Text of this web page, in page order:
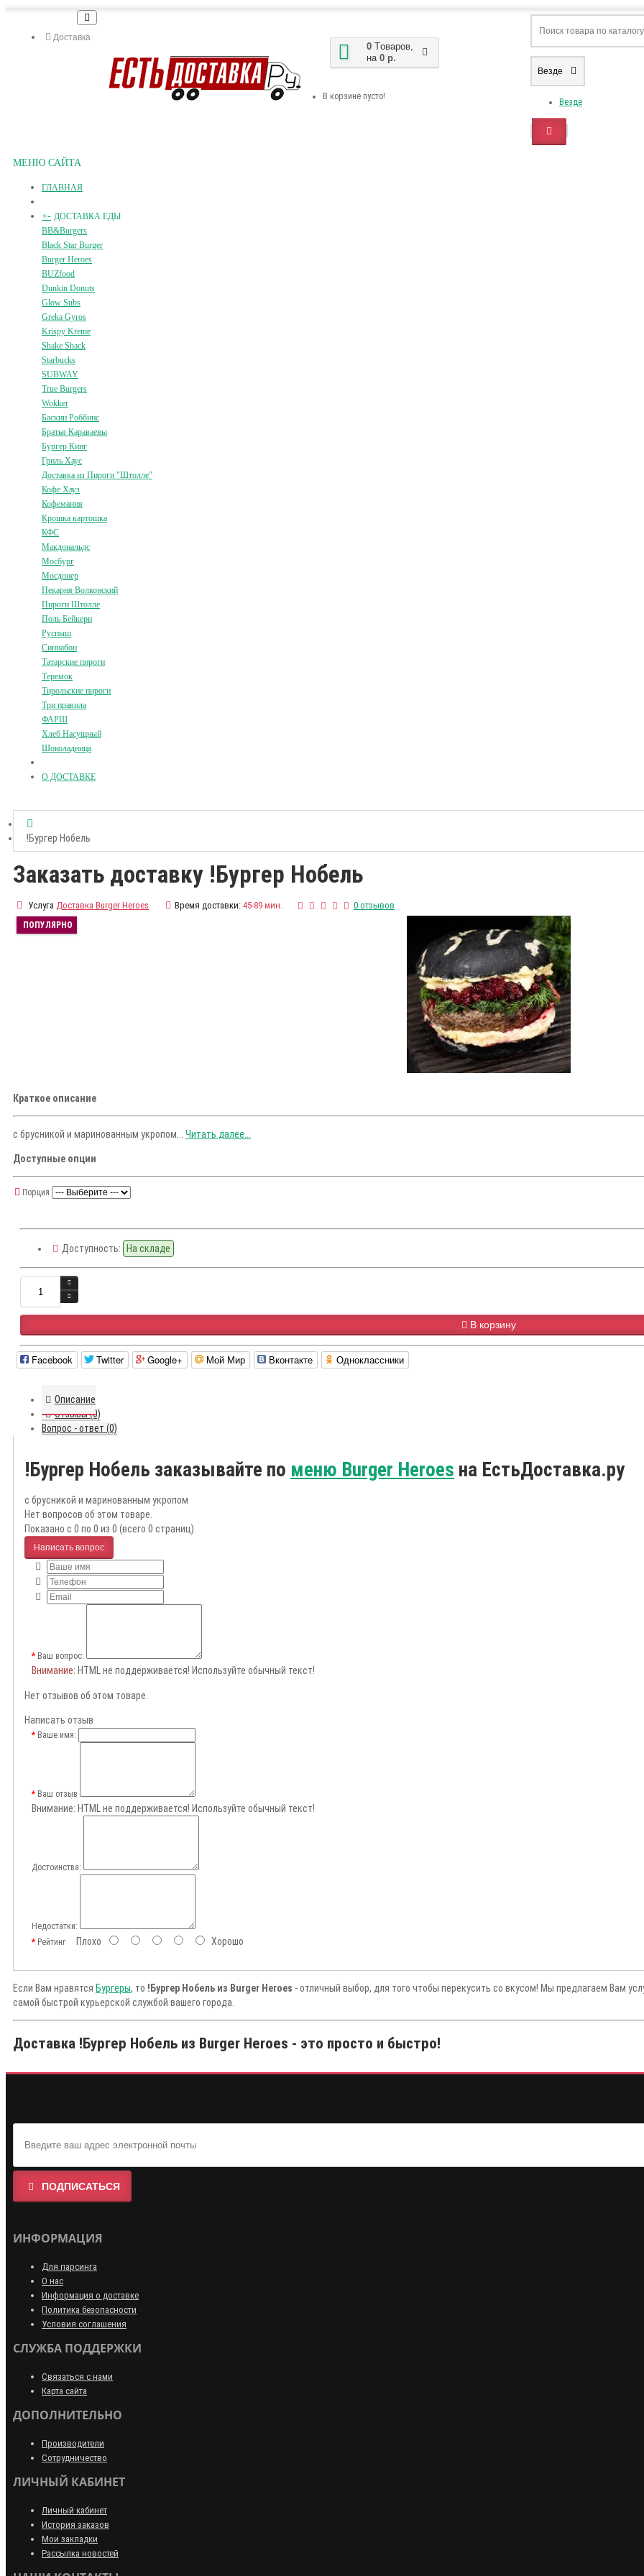
Доставка
0 Tоваров,
на 0 р.
В корзине пусто!
Везде
Везде
МЕНЮ САЙТА
ГЛАВНАЯ
+- ДОСТАВКА ЕДЫ
BB&Burgers
Black Star Burger
Burger Heroes
BUZfood
Dunkin Donuts
Glow Subs
Greka Gyros
Krispy Kreme
Shake Shack
Starbucks
SUBWAY
True Burgers
Wokker
Баскин Роббинс
Братья Караваевы
Бургер Кинг
Гриль Хаус
Доставка из Пироги "Штолле"
Кофе Хауз
Кофемания
Крошка картошка
КФС
Макдональдс
Мосбург
Мосдонер
Пекарня Волконский
Пироги Штолле
Поль Бейкери
Руспыш
Синнабон
Татарские пироги
Теремок
Тирольские пироги
Три правила
ФАРШ
Хлеб Насущный
Шоколадница
О ДОСТАВКЕ
!Бургер Нобель
Заказать доставку !Бургер Нобель
Услуга Доставка Burger Heroes Время доставки: 45-89 мин. 0 отзывов
ПОПУЛЯРНО
Краткое описание
с брусникой и маринованным укропом... Читать далее...
Доступные опции
Порция
Доступность: На складе
В корзину
Facebook Twitter Google+ Мой Мир Вконтакте Одноклассники
Описание
Отзывы (0)
Вопрос - ответ (0)
!Бургер Нобель заказывайте по меню Burger Heroes на ЕстьДоставка.ру
с брусникой и маринованным укропом
Нет вопросов об этом товаре.
Показано с 0 по 0 из 0 (всего 0 страниц)
Написать вопрос
Ваш вопрос:
Внимание: HTML не поддерживается! Используйте обычный текст!
Нет отзывов об этом товаре.
Написать отзыв
Ваше имя:
Ваш отзыв
Внимание: HTML не поддерживается! Используйте обычный текст!
Достоинства:
Недостатки:
РейтингПлохо Хорошо
Если Вам нравятся Бургеры, то !Бургер Нобель из Burger Heroes - отличный выбор, для того чтобы перекусить со вкусом! Мы предлагаем Вам
самой быстрой курьерской службой вашего города.
Доставка !Бургер Нобель из Burger Heroes - это просто и быстро!
ПОДПИСАТЬСЯ
ИНФОРМАЦИЯ
Для парсинга
О нас
Информация о доставке
Политика безопасности
Условия соглашения
СЛУЖБА ПОДДЕРЖКИ
Связаться с нами
Карта сайта
ДОПОЛНИТЕЛЬНО
Производители
Сотрудничество
ЛИЧНЫЙ КАБИНЕТ
Личный кабинет
История заказов
Мои закладки
Рассылка новостей